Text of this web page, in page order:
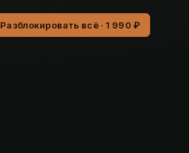
Разблокировать всё · 1 990 ₽